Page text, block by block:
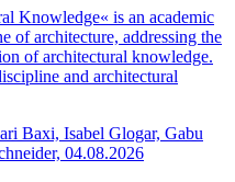
Knowledge« is an academic
of architecture, addressing the
of architectural knowledge.
and architectural
Baxi, Isabel Glogar, Gabu
04.08.2026